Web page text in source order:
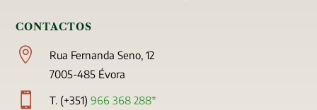
CONTACTOS

Rua Fernanda Seno, 12
7005-485 Évora
 T. (+351) 966 368 288*